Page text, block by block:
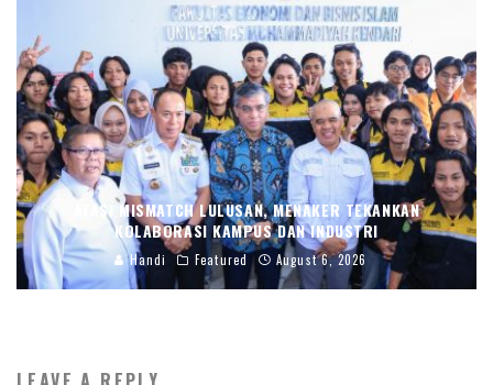
ATASI MISMATCH LULUSAN, MENAKER TEKANKAN
KOLABORASI KAMPUS DAN INDUSTRI
Handi Featured August 6, 2026